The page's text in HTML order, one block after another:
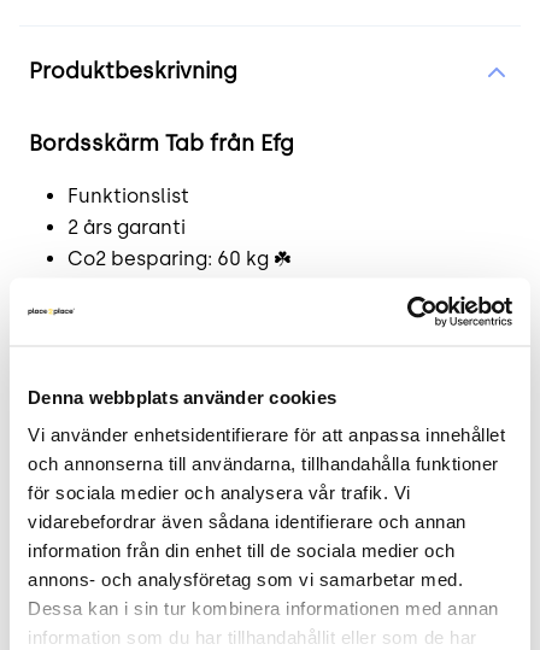
Denna webbplats använder cookies
Vi använder enhetsidentifierare för att anpassa innehållet
och annonserna till användarna, tillhandahålla funktioner
för sociala medier och analysera vår trafik. Vi
vidarebefordrar även sådana identifierare och annan
information från din enhet till de sociala medier och
annons- och analysföretag som vi samarbetar med.
Dessa kan i sin tur kombinera informationen med annan
information som du har tillhandahållit eller som de har
Produktbeskrivning
Bordsskärm Tab från Efg
Funktionslist
2 års garanti
Co2 besparing: 60 kg ☘️
Trevlig och prisvärd bordsskärmvägg från Efg,
ljudabsorberande stoppning runt om. Levereras
komplett med bordsfästen och funktionslist.
Klädd i grönt tyg. Nypris 2803:-
Läs mer - tillverkarens produktsida.
Mått